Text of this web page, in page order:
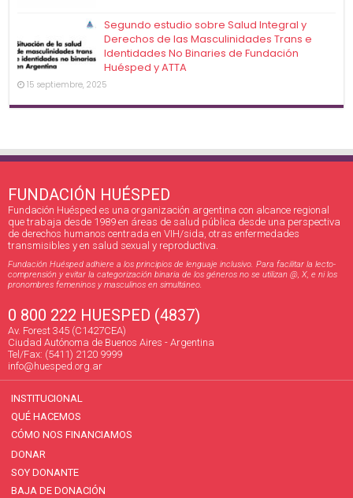
Segundo estudio sobre Salud Integral y
Derechos de las Masculinidades Trans e
Identidades No Binaries de Fundación
Huésped y ATTA
15 septiembre, 2025
FUNDACIÓN HUÉSPED
Fundación Huésped es una organización argentina con alcance regional
que trabaja desde 1989 en áreas de salud pública desde una perspectiva
de derechos humanos centrada en VIH/sida, otras enfermedades
transmisibles y en salud sexual y reproductiva.
Fundación Huésped adhiere a los principios de lenguaje inclusivo. Para facilitar la lecto-
comprensión y evitar la categorización binaria de los géneros no se utilizan @, X, e ni los
pronombres femeninos y masculinos en simultáneo.
0 800 222 HUESPED (4837)
Av. Forest 345 (C1427CEA)
Ciudad Autónoma de Buenos Aires - Argentina
Tel/Fax: (5411) 2120 9999
info@huesped.org.ar
INSTITUCIONAL
QUÉ HACEMOS
CÓMO NOS FINANCIAMOS
DONAR
SOY DONANTE
BAJA DE DONACIÓN